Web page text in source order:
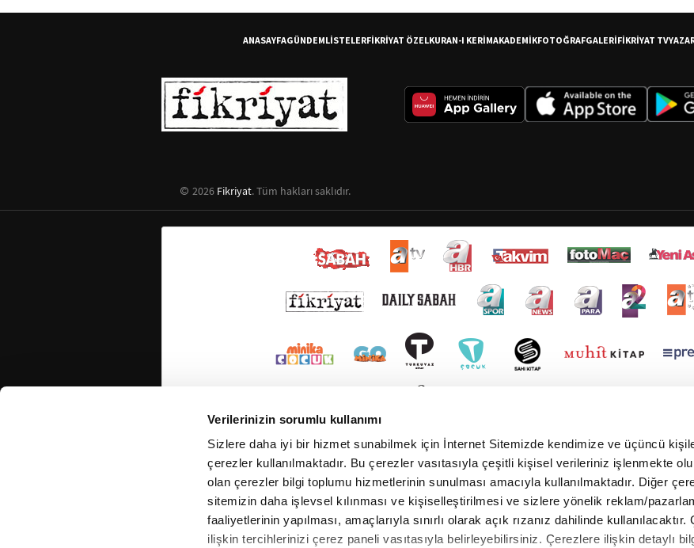
Verilerinizin sorumlu kullanımı
Sizlere daha iyi bir hizmet sunabilmek için İnternet Sitemizde kendimize ve üçüncü
çerezler kullanılmaktadır. Bu çerezler vasıtasıyla çeşitli kişisel verileriniz işlenmekte
olan çerezler bilgi toplumu hizmetlerinin sunulması amacıyla kullanılmaktadır. Diğer
sitemizin daha işlevsel kılınması ve kişiselleştirilmesi ve sizlere yönelik reklam/
faaliyetlerinin yapılması, amaçlarıyla sınırlı olarak açık rızanız dahilinde kullanılacaktır.
ilişkin tercihlerinizi çerez paneli vasıtasıyla belirleyebilirsiniz. Çerezlere ilişkin detaylı
ANASAYFAGÜNDEMLİSTELERFİKRİYAT ÖZELKURAN-I KERİMAKADEMİKFOTOĞRAFGALERİFİKRİYAT TV
2026 Fikriyat. Tüm hakları saklıdır.